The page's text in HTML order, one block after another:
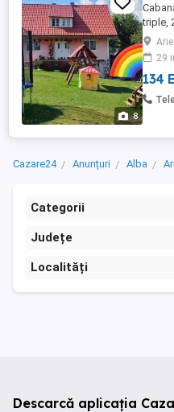
8
triple,
foișor,
de
29
134
Cazare24 Anunțuri Alba
Categorii
Județe
Localități
Descarcă aplicația